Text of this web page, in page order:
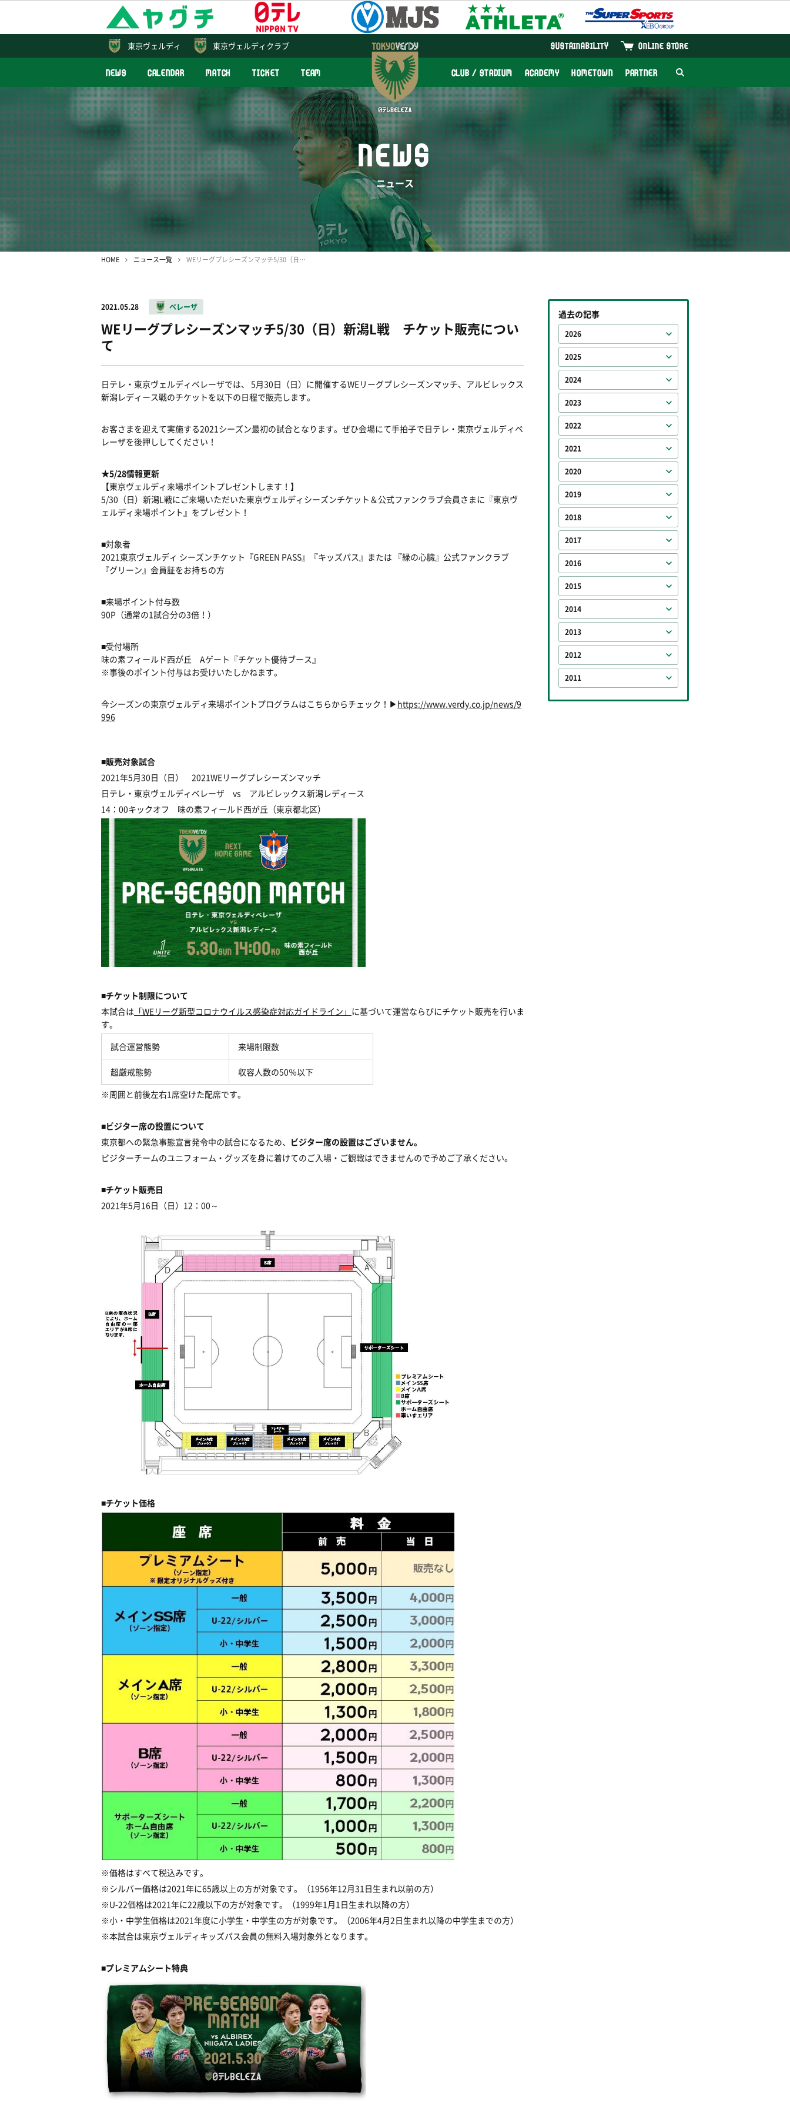
東京ヴェルディクラブ ONLINE STORE
SUSTAINABILITY
NEWS CALENDAR MATCH TICKET TEAM CLUB / STADIUM ACADEMY HOMETOWN PARTNER
東京ヴェルディ
NEWS
ニュース
HOME ニュース一覧 WEリーグプレシーズンマッチ5/30（日）新潟L戦 チケット販売について
2021.05.28 ベレーザ
WEリーグプレシーズンマッチ5/30（日）新潟L戦 チケット販売につい
て
日テレ・東京ヴェルディベレーザでは、 5月30日（日）に開催するWEリーグプレシーズンマッチ、アルビレックス
新潟レディース戦のチケットを以下の日程で販売します。
お客さまを迎えて実施する2021シーズン最初の試合となります。ぜひ会場にて手拍子で日テレ・東京ヴェルディベ
レーザを後押ししてください！
★5/28情報更新
【東京ヴェルディ来場ポイントプレゼントします！】
5/30（日）新潟L戦にご来場いただいた東京ヴェルディシーズンチケット＆公式ファンクラブ会員さまに『東京ヴ
ェルディ来場ポイント』をプレゼント！
■対象者
2021東京ヴェルディ シーズンチケット『GREEN PASS』『キッズパス』または 『緑の心臓』公式ファンクラブ
『グリーン』会員証をお持ちの方
■来場ポイント付与数
90P（通常の1試合分の3倍！）
■受付場所
味の素フィールド西が丘 Aゲート『チケット優待ブース』
※事後のポイント付与はお受けいたしかねます。
今シーズンの東京ヴェルディ来場ポイントプログラムはこちらからチェック！▶ https://www.verdy.co.jp/news/9
996
■販売対象試合
2021年5月30日（日） 2021WEリーグプレシーズンマッチ
日テレ・東京ヴェルディベレーザ vs アルビレックス新潟レディース
14：00キックオフ 味の素フィールド西が丘（東京都北区）
■チケット制限について
本試合は 「WEリーグ新型コロナウイルス感染症対応ガイドライン」 に基づいて運営ならびにチケット販売を行いま
す。
試合運営態勢
来場制限数
超厳戒態勢
収容人数の50％以下
※周囲と前後左右1席空けた配席です。
■ビジター席の設置について
東京都への緊急事態宣言発令中の試合になるため、 ビジター席の設置はございません。
ビジターチームのユニフォーム・グッズを身に着けてのご入場・ご観戦はできませんので予めご了承ください。
■チケット販売日
2021年5月16日（日）12：00～
■チケット価格
※価格はすべて税込みです。
※シルバー価格は2021年に65歳以上の方が対象です。（1956年12月31日生まれ以前の方）
※U-22価格は2021年に22歳以下の方が対象です。（1999年1月1日生まれ以降の方）
※小・中学生価格は2021年度に小学生・中学生の方が対象です。（2006年4月2日生まれ以降の中学生までの方）
※本試合は東京ヴェルディキッズパス会員の無料入場対象外となります。
■プレミアムシート特典
過去の記事
2026
2025
2024
2023
2022
2021
2020
2019
2018
2017
2016
2015
2014
2013
2012
2011